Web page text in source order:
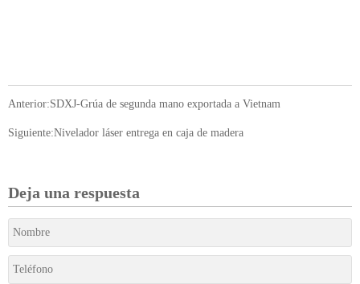
Anterior:SDXJ-Grúa de segunda mano exportada a Vietnam
Siguiente:Nivelador láser entrega en caja de madera
Deja una respuesta